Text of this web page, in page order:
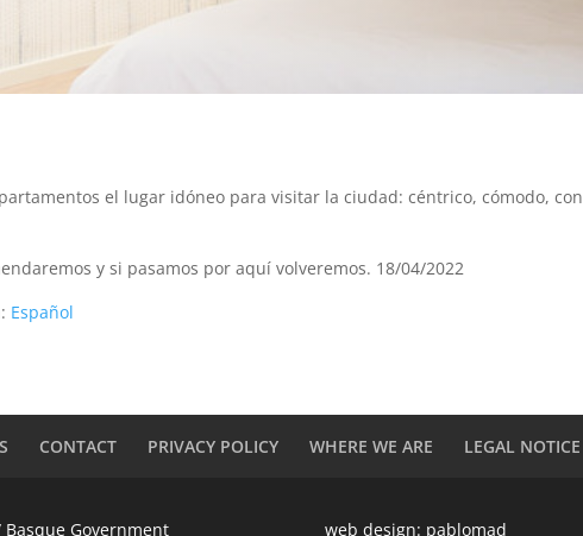
el lugar idóneo para visitar la ciudad: céntrico, cómodo,
y si pasamos por aquí volveremos. 18/04/2022
Español
Government web design: pablomad
CONTACT PRIVACY POLICY WHERE WE ARE LEGAL NOTICE